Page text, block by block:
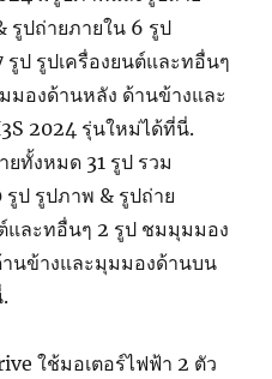
รูปถ่ายภายใน 6 รูป
ป รูปเครื่องยนต์และทอื่นๆ
องด้านหลัง ด้านข้างและ
2024 รุ่นใหม่ได้ที่นี่.
ทั้งหมด 31 รูป รวม
ป รูปภาพ & รูปถ่าย
และทอื่นๆ 2 รูป ชมมุมมอง
นข้างและมุมมองด้านบน
ใช้มอเตอร์ไฟฟ้า 2 ตัว